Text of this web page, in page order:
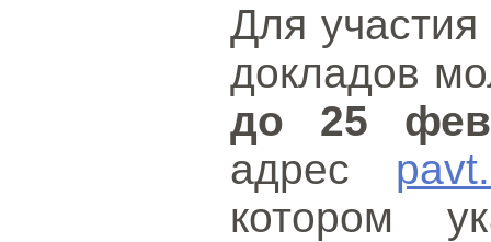
Для
докладов
до 25
адрес
котором